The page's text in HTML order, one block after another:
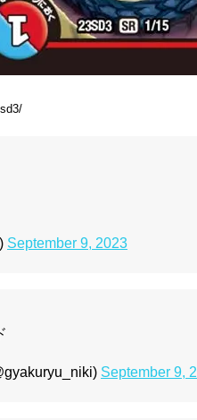
September 9, 2023
September 9,